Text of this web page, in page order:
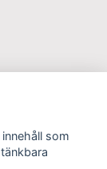
som